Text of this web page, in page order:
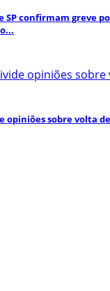
SP confirmam greve
opiniões sobre volta